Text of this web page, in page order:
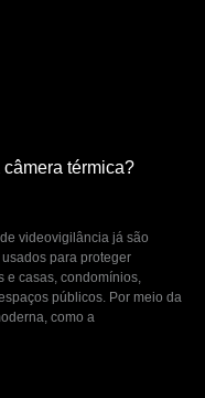
câmera térmica?
videovigilância já são
para proteger
e casas, condomínios,
públicos. Por meio da
como a